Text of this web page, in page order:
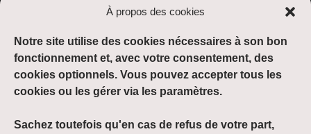
À propos des cookies
Notre site utilise des cookies nécessaires à son bon
fonctionnement et, avec votre consentement, des
cookies optionnels. Vous pouvez accepter tous les
cookies ou les gérer via les paramètres.
Sachez toutefois qu'en cas de refus de votre part,
03.21.77.37.47
Horaires :
Du lundi au vendredi :
de 08h30 à 12h00 et de 13h30 à 17h30
Suivre :